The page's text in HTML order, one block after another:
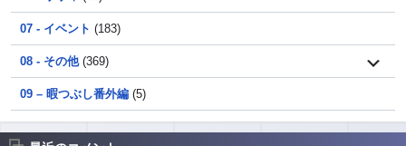
07 - イベント (183)
08 - その他(369)
09 – 暇つぶし番外編 (5)